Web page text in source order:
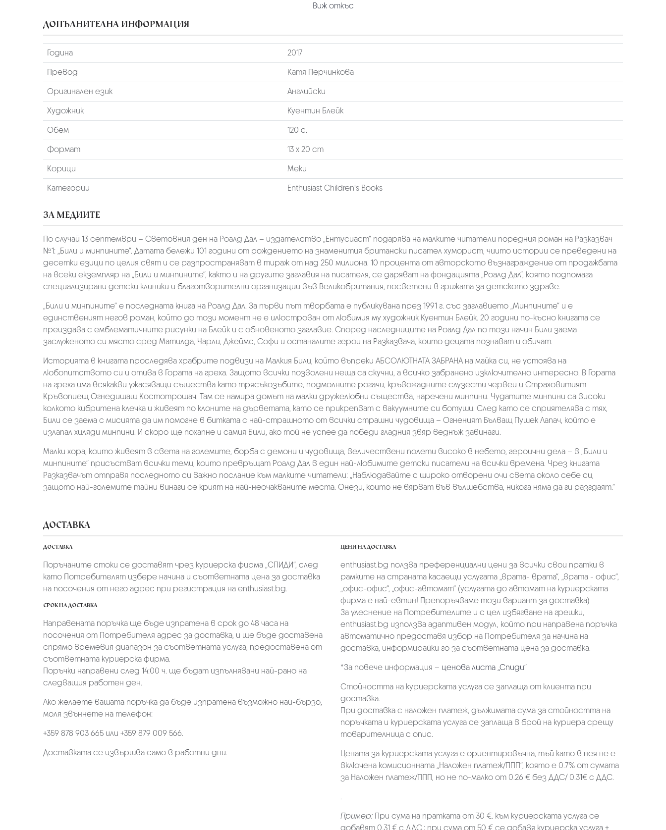
Виж откъс
ДОПЪЛНИТЕЛНА ИНФОРМАЦИЯ
Година
2017
Превод
Катя Перчинкова
Оригинален език
Английски
Художник
Куентин Блейк
Обем
120 с.
Формат
13 х 20 cm
Корици
Меки
Категории
Enthusiast Children's Books
ЗА МЕДИИТЕ
По случай 13 септември – Световния ден на Роалд Дал – издателство „Ентусиаст“ подарява на малките читатели поредния роман на Разказвач
№1: „Били и минпините“. Датата бележи 101 години от рождението на знаменития британски писател хуморист, чиито истории се преведени на
десетки езици по целия свят и се разпространяват в тираж от над 250 милиона. 10 процента от авторското възнаграждение от продажбата
на всеки екземпляр на „Били и минпините“, както и на другите заглавия на писателя, се даряват на фондацията „Роалд Дал”, която подпомага
специализирани детски клиники и благотворителни организации във Великобритания, посветени в грижата за детското здраве.
„Били и минпините“ е последната книга на Роалд Дал. За първи път творбата е публикувана през 1991 г. със заглавието „Минпините“ и е
единственият негов роман, който до този момент не е илюстрован от любимия му художник Куентин Блейк. 20 години по-късно книгата се
преиздава с емблематичните рисунки на Блейк и с обновеното заглавие. Според наследниците на Роалд Дал по този начин Били заема
заслуженото си място сред Матилда, Чарли, Джеймс, Софи и останалите герои на Разказвача, които децата познават и обичат.
Историята в книгата проследява храбрите подвизи на Малкия Били, който въпреки АБСОЛЮТНАТА ЗАБРАНА на майка си, не устоява на
любопитството си и отива в Гората на греха. Защото всички позволени неща са скучни, а всичко забранено изключително интересно. В Гората
на греха има всякакви ужасяващи същества като трясъкозъбите, подмолните рогачи, кръвожадните слузести червеи и Страховитият
Кръвопиещ Огнедишащ Костотрошач. Там се намира домът на малки дружелюбни същества, наречени минпини. Чудатите минпини са високи
колкото кибритена клечка и живеят по клоните на дърветата, като се прикрепват с вакуумните си ботуши. След като се сприятелява с тях,
Били се заема с мисията да им помогне в битката с най-страшното от всички страшни чудовища – Огненият Бълващ Пушек Лапач, който е
излапал хиляди минпини. И скоро ще похапне и самия Били, ако той не успее да победи гладния звяр веднъж завинаги.
Малки хора, които живеят в света на големите, борба с демони и чудовища, величествени полети високо в небето, героични дела – в „Били и
минпините“ присъстват всички теми, които превръщат Роалд Дал в един най-любимите детски писатели на всички времена. Чрез книгата
Разказвачът отправя последното си важно послание към малките читатели: „Наблюдавайте с широко отворени очи света около себе си,
защото най-големите тайни винаги се крият на най-неочакваните места. Онези, които не вярват във вълшебства, никога няма да ги разгдаят.“
ДОСТАВКА
ДОСТАВКА
Поръчаните стоки се доставят чрез куриерскa фирмa „СПИДИ“, след
като Потребителят избере начина и съответната цена за доставка
на посочения от него адрес при регистрация на enthusiast.bg.
СРОК НА ДОСТАВКА
Направената поръчка ще бъде изпратена в срок до 48 часа на
посочения от Потребителя адрес за доставка, и ще бъде доставена
спрямо времевия диапазон за съответната услуга, предоставена от
съответната куриерска фирма.
Поръчки направени след 14:00 ч. ще бъдат изпълнявани най-рано на
следващия работен ден.
Ако желаете вашата поръчка да бъде изпратена възможно най-бързо,
моля звъннете на телефон:
+359 878 903 665 или +359 879 009 566.
Доставката се извършва само в работни дни.
ЦЕНИ НА ДОСТАВКА
enthusiast.bg ползва преференциални цени за всички свои пратки в
рамките на страната касаещи услугата „врата- врата“, „врата - офис“,
„oфис-офис“, „офис-автомат“ (услугата до автомат на куриерската
фирма е най-евтин! Препоръчваме този вариант за доставка)
За улеснение на Потребителите и с цел избягване на грешки,
enthusiast.bg използва адаптивен модул, който при направена поръчка
автоматично предоставя избор на Потребителя за начина на
доставка, информирайки го за съответната цена за доставка.
*За повече информация – ценова листа „Спиди“
Стойността на куриерската услуга се заплаща от клиента при
доставка.
При доставка с наложен платеж, дължимата сума за стойността на
поръчката и куриерската услуга се заплаща в брой на куриера срещу
товарителница с опис.
Цената за куриерската услуга е ориентировъчна, тъй като в нея не е
включена комисионната „Наложен платеж/ППП“, която е 0.7% от сумата
за Наложен платеж/ППП, но не по-малко от 0.26 € без ДДС/ 0.31€ с ДДС.
.
Пример: При сума на пратката от 30 €. към куриерската услуга се
добавят 0.31 € с ДДС.; при сума от 50 € се добавя куриерска услуга +